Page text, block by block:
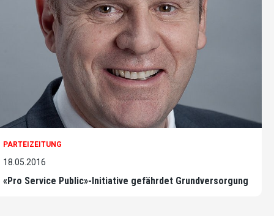
PARTEIZEITUNG
18.05.2016
«Pro Service Public»-Initiative gefährdet Grundversorgung